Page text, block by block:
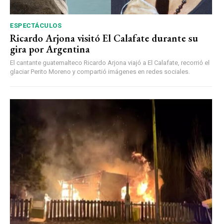
ESPECTÁCULOS
Ricardo Arjona visitó El Calafate durante su
gira por Argentina
El cantante guatemalteco Ricardo Arjona viajó a El Calafate, recorrió el
glaciar Perito Moreno y compartió imágenes en redes sociales.